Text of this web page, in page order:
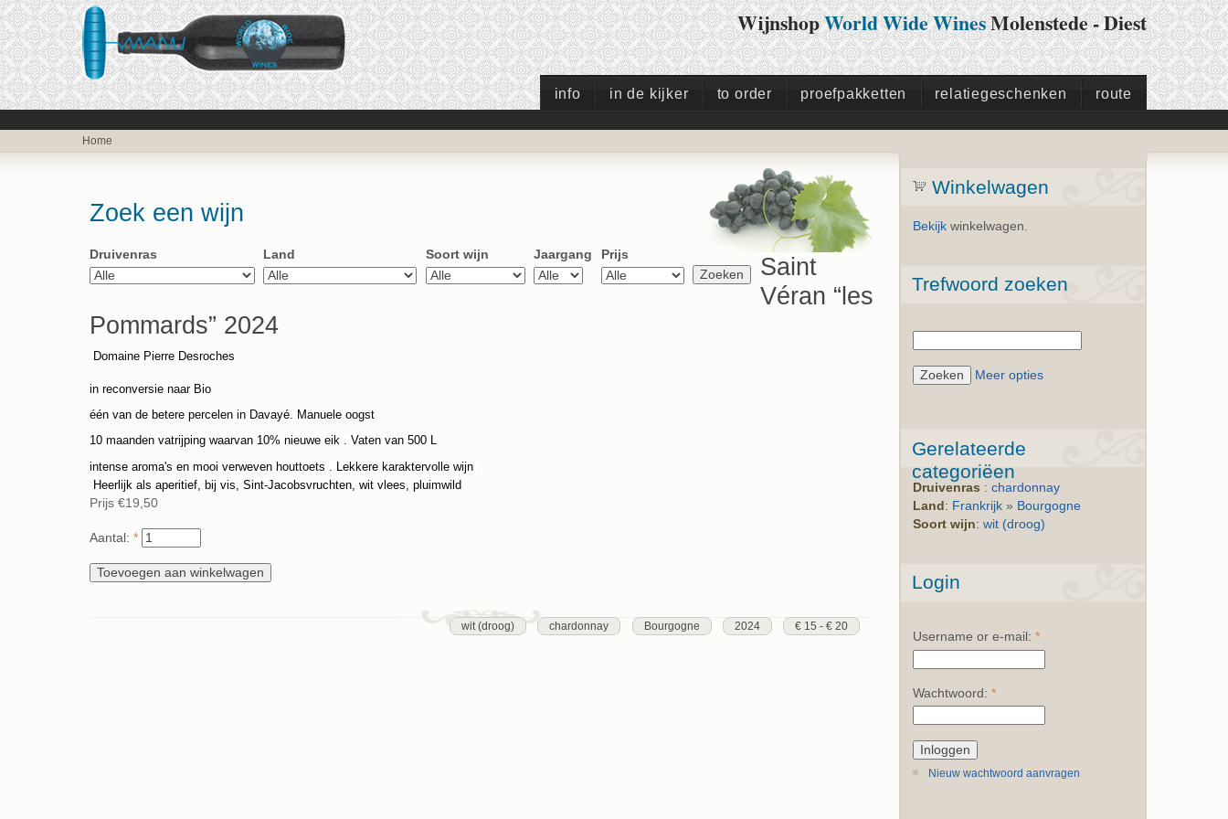
WijnshopWorld Wide WinesMolenstede - Diest
info in de kijker to order proefpakketten relatiegeschenken route
Home
Zoek een wijn
Druivenras Land Soort wijn Jaargang Prijs
Saint
Véran “les
Pommards” 2024
Domaine Pierre Desroches
in reconversie naar Bio
één van de betere percelen in Davayé. Manuele oogst
10 maanden vatrijping waarvan 10% nieuwe eik . Vaten van 500 L
intense aroma's en mooi verweven houttoets . Lekkere karaktervolle wijn
Heerlijk als aperitief, bij vis, Sint-Jacobsvruchten, wit vlees, pluimwild
Prijs €19,50
Aantal: *
wit (droog) chardonnay Bourgogne 2024 € 15 - € 20
Winkelwagen
Bekijk winkelwagen.
Trefwoord zoeken
Meer opties
Gerelateerde
categoriëen
Druivenras :chardonnay
Land : Frankrijk » Bourgogne
Soort wijn:wit (droog)
Login
Username or e-mail:*
Wachtwoord:*
Nieuw wachtwoord aanvragen